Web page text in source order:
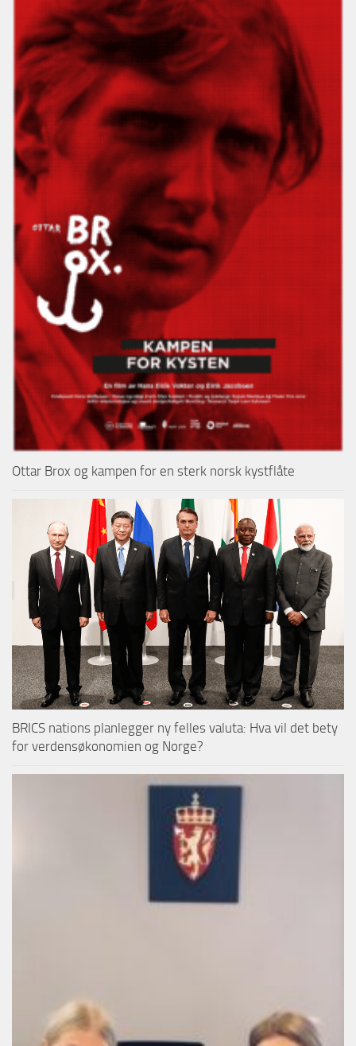
Ottar Brox og kampen for en sterk norsk kystflåte
BRICS nations planlegger ny felles valuta: Hva vil det bety
for verdensøkonomien og Norge?